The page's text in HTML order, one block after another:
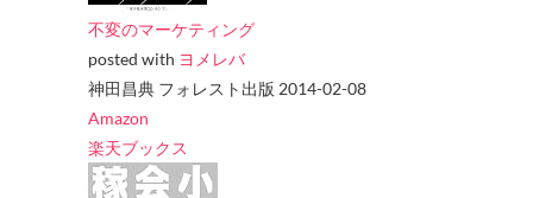
不変のマーケティング
posted with ヨメレバ
神田昌典 フォレスト出版 2014-02-08
Amazon
楽天ブックス